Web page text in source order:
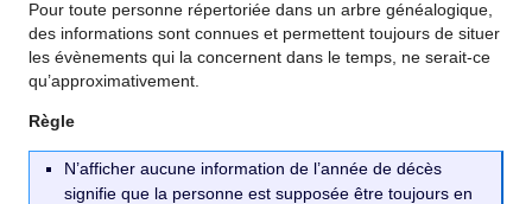
Pour toute personne répertoriée dans un arbre généalogique,
des informations sont connues et permettent toujours de situer
les évènements qui la concernent dans le temps, ne serait-ce
qu’approximativement.
Règle
N’afficher aucune information de l’année de décès
signifie que la personne est supposée être toujours en